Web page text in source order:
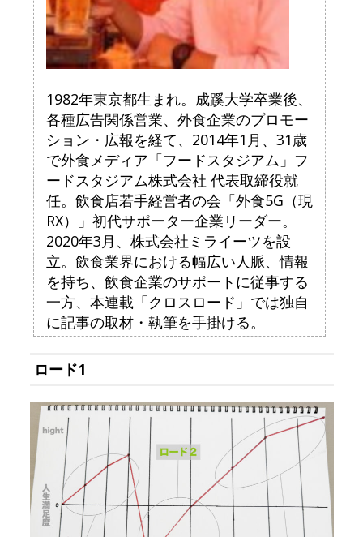
1982年東京都生まれ。成蹊大学卒業後、
各種広告関係営業、外食企業のプロモー
ション・広報を経て、2014年1月、31歳
で外食メディア「フードスタジアム」フ
ードスタジアム株式会社 代表取締役就
任。飲食店若手経営者の会「外食5G（現
RX）」初代サポーター企業リーダー。
2020年3月、株式会社ミライーツを設
立。飲食業界における幅広い人脈、情報
を持ち、飲食企業のサポートに従事する
一方、本連載「クロスロード」では独自
に記事の取材・執筆を手掛ける。
ロード1